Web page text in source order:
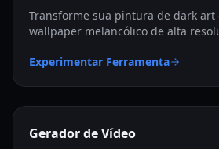
Transforme sua pintura de dark art
wallpaper melancólico de alta
Experimentar Ferramenta
Gerador de Vídeo